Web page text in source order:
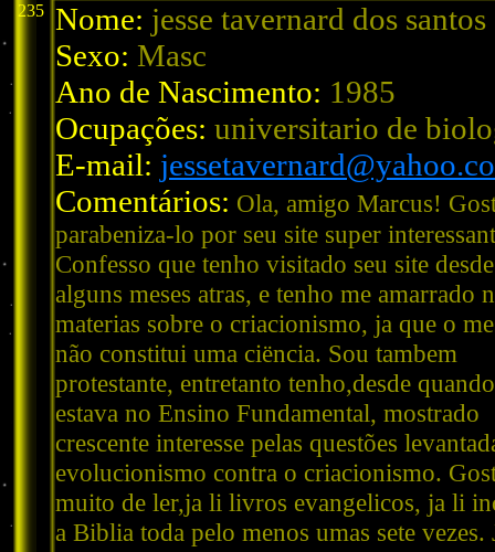
235 Nome: jesse tavernard dos santos
Sexo: Masc
Ano de Nascimento: 1985
Ocupações: universitario de
E-mail:
Comentários: Ola, amigo Marcus!
parabeniza-lo por seu site super
Confesso que tenho visitado seu site desde
alguns meses atras, e tenho me amarrado
materias sobre o criacionismo, ja que o
não constitui uma ciëncia. Sou tambem
protestante, entretanto tenho,desde
estava no Ensino Fundamental, mostrado
crescente interesse pelas questões
evolucionismo contra o criacionismo.
muito de ler,ja li livros evangelicos, ja li
a Biblia toda pelo menos umas sete vezes.